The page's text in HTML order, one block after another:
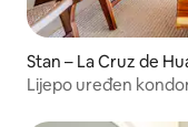
Stan – La Cruz de
Lijepo uređen